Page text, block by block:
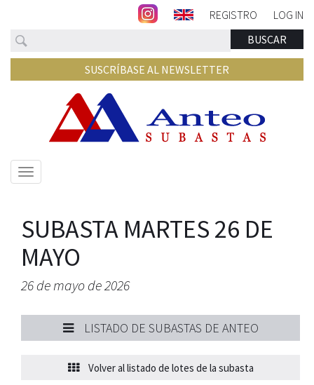
Buscar BUSCAR
REGISTRO LOG IN
SUSCRÍBASE AL NEWSLETTER
Mostrar/ocultar
SUBASTA MARTES 26 DE
MAYO
26 de mayo de 2026
LISTADO DE SUBASTAS DE ANTEO
Volver al listado de lotes de la subasta